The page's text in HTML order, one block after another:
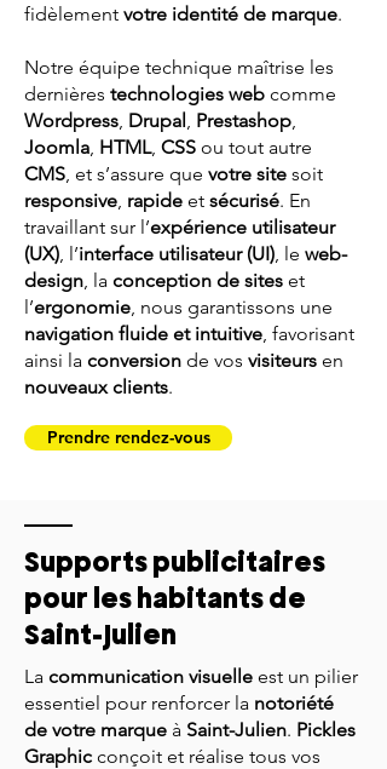
fidèlement votre identité de marque.
Notre équipe technique maîtrise les
dernières technologies web comme
Wordpress, Drupal, Prestashop,
Joomla, HTML, CSS ou tout autre
CMS, et s’assure que votre site soit
responsive, rapide et sécurisé. En
travaillant sur l’expérience utilisateur
(UX), l’interface utilisateur (UI), le web-
design, la conception de sites et
l’ergonomie, nous garantissons une
navigation fluide et intuitive, favorisant
ainsi la conversion de vos visiteurs en
nouveaux clients.
Prendre rendez-vous
Supports publicitaires
pour les habitants de
Saint-Julien
La communication visuelle est un pilier
essentiel pour renforcer la notoriété
de votre marque à Saint-Julien. Pickles
Graphic conçoit et réalise tous vos